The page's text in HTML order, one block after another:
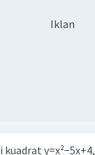
Iklan